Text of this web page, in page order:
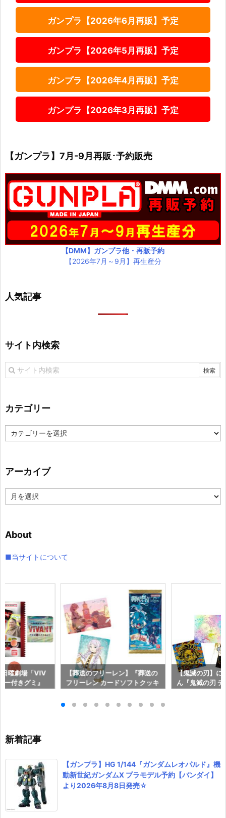
ガンプラ【2026年6月再販】予定
ガンプラ【2026年5月再販】予定
ガンプラ【2026年4月再販】予定
ガンプラ【2026年3月再販】予定
【ガンプラ】7月-9月再販･予約販売
【DMM】ガンプラ他・再販予約
【2026年7月～9月】再生産分
人気記事
サイト内検索
カテゴリー
テ
ー
アーカイブ
ー
ブ
About
■当サイトについて
曜劇場「VIV
付きグミ』
【葬送のフリーレン】『葬送の
フリーレン カードソフトクッキ
イ】より2026年8月3日発売♪
【鬼滅の刃】に
ん『鬼滅の刃
新着記事
【ガンプラ】HG 1/144『ガンダムレオパルド』機
動新世紀ガンダムX プラモデル予約【バンダイ】
より2026年8月8日発売☆